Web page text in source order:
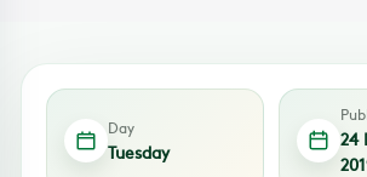
Day
Tuesday
24